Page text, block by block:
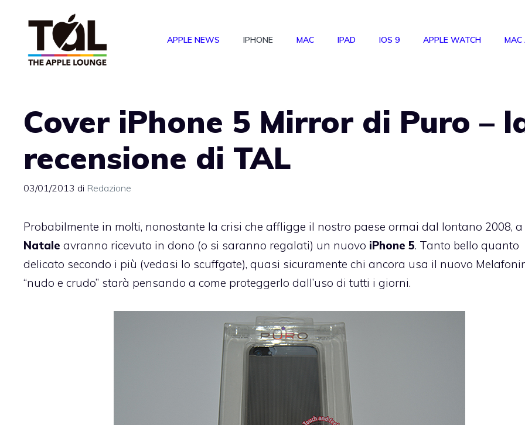
APPLE NEWS IPHONE MAC IPAD IOS 9 APPLE WATCH MAC
Cover iPhone 5 Mirror di Puro –
recensione di TAL
03/01/2013 di Redazione
Probabilmente in molti, nonostante la crisi che affligge il nostro paese ormai dal lontano 2008, a
Natale avranno ricevuto in dono (o si saranno regalati) un nuovo iPhone 5. Tanto bello quanto
delicato secondo i più (vedasi lo scuffgate), quasi sicuramente chi ancora usa il nuovo
“nudo e crudo” starà pensando a come proteggerlo dall’uso di tutti i giorni.